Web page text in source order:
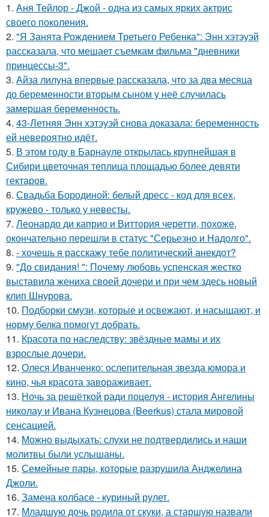
1. Аня Тейлор - Джой - одна из самых ярких актрис
своего поколения.
2. "Я Занята Рождением Третьего Ребенка": Энн хэтэуэй
рассказала, что мешает съемкам фильма "дневники
принцессы-3".
3. Айза лилуна впервые рассказала, что за два месяца
до беременности вторым сыном у неё случилась
замершая беременность.
4. 43-Летняя Энн хэтэуэй снова доказала: беременность
ей невероятно идёт.
5. В этом году в Барнауле открылась крупнейшая в
Сибири цветочная теплица площадью более девяти
гектаров.
6. Свадьба Бородиной: белый дресс - код для всех,
кружево - только у невесты.
7. Леонардо ди каприо и Виттория черетти, похоже,
окончательно перешли в статус "Серьезно и Надолго".
8. - хочешь я расскажу тебе политический анекдот?
9. "До свидания! ": Почему любовь успенская жестко
выставила жениха своей дочери и при чем здесь новый
клип Шнурова.
10. Подборки смузи, которые и освежают, и насыщают, и
норму белка помогут добрать.
11. Красота по наследству: звёздные мамы и их
взрослые дочери.
12. Олеся Иванченко: ослепительная звезда юмора и
кино, чья красота завораживает.
13. Ночь за решёткой ради поцелуя - история Ангелины
николау и Ивана Кузнецова (Beerkus) стала мировой
сенсацией.
14. Можно выдыхать: слухи не подтвердились и наши
молитвы были услышаны.
15. Семейные пары, которые разрушила Анджелина
Джоли.
16. Замена колбасе - куриный рулет.
17. Младшую дочь родила от скуки, а старшую назвали